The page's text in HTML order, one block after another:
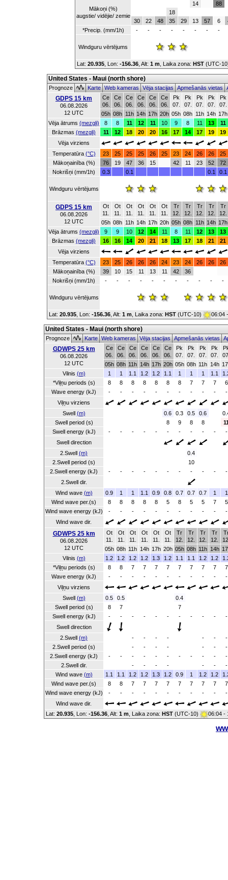
Mākoņi (%)
augstie/ vidējie/ zemie
30
22 48
18
35
29
14
13 57
88
6
*Precip. (mm/1h)
- - - - - - - -
Windguru vērtējums
Lat: 20.935, Lon: -156.36, Alt: 1 m , Laika zona: HST(UTC-
United States - Maui (north shore)
Prognoze KarteWeb kamerasVēja stacijasApmešanās vietas
GDPS 15 km
06.08.2026
12 UTC
Ce
06.
Ce
06.
Ce
06.
Ce
06.
Ce
06.
Ce
06.
Pk
07.
Pk
07.
Pk
07.
Pk
07.
Pk
07.
05h 08h 11h 14h 17h 20h 05h 08h 11h 14h 17h
Vēja ātrums (mezgli) 8 8 11 12 11 10 9 8 11 13
11
Brāzmas (mezgli) 11 12 18 20 20 16 17 14 17 19
19
Vēja virziens
Temperatūra (°C) 23 25 25 25 26 25 23 24 26 26
25
Mākoņainība (%)
76 19 47 36 15 42 11 23 52
72
Nokrišņi (mm/1h)
0.3 0.1 0.1 0.1
Windguru vērtējums
GDPS 15 km
06.08.2026
12 UTC
Ot
11.
Ot
11.
Ot
11.
Ot
11.
Ot
11.
Ot
11.
Tr
12.
Tr
12.
Tr
12.
Tr
12.
Tr
12.
05h 08h 11h 14h 17h 20h 05h 08h 11h 14h 17h
Vēja ātrums (mezgli) 9 9 10 12 14 11 8 11 12 13
13
Brāzmas (mezgli) 16 16 14 20 21 18 13 17 18 21
21
Vēja virziens
Temperatūra (°C) 23 25 26 26 26 24 23 24 26 26
26
Mākoņainība (%)
39 10 15 11 13 11 42
36
Nokrišņi (mm/1h)
- - - - - - - - - - -
Windguru vērtējums
Lat: 20.935 , Lon: -156.36 Alt: 1 m , Laika zona: HST (UTC-10) 06:04
United States - Maui (north shore)
Prognoze KarteWeb kamerasVēja stacijasApmešanās vietas
GDWPS 25 km
06.08.2026
12 UTC
Ce
06.
Ce
06.
Ce
06.
Ce
06.
Ce
06.
Ce
06.
Pk
07.
Pk
07.
Pk
07.
Pk
07.
05h 08h 11h 14h 17h 20h 05h 08h 11h 14h
Vilnis (m) 1 1 1.1 1.2 1.2 1.1 1 1 1 1.1
*Viļņu periods (s)
8 8 8 8 8 8 8 7 7 7
6
Wave energy (kJ)
- - - - - - - - - -
-
Viļņu virziens
Swell (m) 0.6 0.3 0.5 0.6
Swell period (s)
8 9 8 8
Swell energy (kJ)
- - - - - - - - - -
-
Swell direction
2.Swell (m)
0.4
2.Swell period (s)
10
2.Swell energy (kJ)
- - - - - - - - - -
-
2.Swell dir.
Wind wave (m) 0.9 1 1 1.1 0.9 0.8 0.7 0.7 0.7 1
1
Wind wave per.(s)
8 8 8 8 8 5 8 5 5 7
5
Wind wave energy (kJ)
- - - - - - - - - -
-
Wind wave dir.
GDWPS 25 km
06.08.2026
12 UTC
Ot
11.
Ot
11.
Ot
11.
Ot
11.
Ot
11.
Ot
11.
Tr
12.
Tr
12.
Tr
12.
Tr
12.
05h 08h 11h 14h 17h 20h 05h 08h 11h 14h
Vilnis (m) 1.2 1.2 1.2 1.2 1.3 1.2 1.1 1.1 1.2 1.2
*Viļņu periods (s)
8 8 7 7 7 7 7 7 7 7
7
Wave energy (kJ)
- - - - - - - - - -
-
Viļņu virziens
Swell (m) 0.5 0.5
0.4
Swell period (s)
8 7
7
Swell energy (kJ)
- - - - - - - - - -
-
Swell direction
2.Swell (m) - - - - - -
-
2.Swell period (s)
- - - - - -
-
2.Swell energy (kJ)
- - - - - - - - - -
-
2.Swell dir.
- - - - - -
-
Wind wave (m) 1.1 1.1 1.2 1.2 1.3 1.2 0.9 1 1.2 1.2
Wind wave per.(s)
8 8 7 7 7 7 7 7 7 7
7
Wind wave energy (kJ)
- - - - - - - - - -
-
Wind wave dir.
Lat: 20.935, Lon: -156.36, Alt: 1 m , Laika zona: HST(UTC-10) 06:04 -